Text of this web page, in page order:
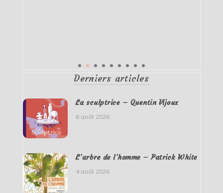
Derniers articles
La sculptrice – Quentin Vijoux
6 août 2026
L’arbre de l’homme – Patrick White
4 août 2026